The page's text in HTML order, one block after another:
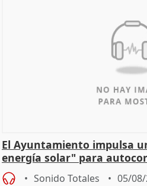
El Ayuntamiento impulsa
energía solar" para
Sonido Totales 05/